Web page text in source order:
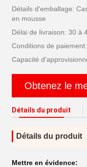
Détails d'emballage:
en mousse
Délai de livraison: 30 à
Conditions de
Capacité
Obtenez le
Détails du produit
Détails du produit
Mettre en évidence: